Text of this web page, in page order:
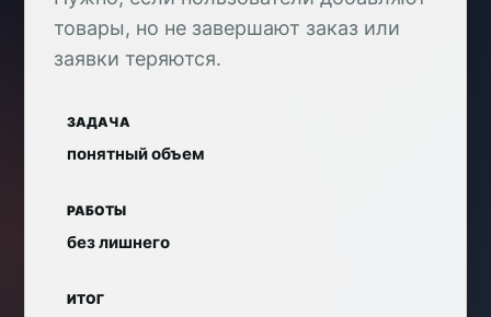
товары, но не завершают заказ или
заявки теряются.
ЗАДАЧА
понятный объем
РАБОТЫ
без лишнего
ИТОГ